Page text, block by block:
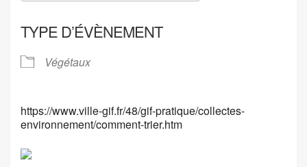
TYPE D’ÉVÈNEMENT
Végétaux
https://www.ville-gif.fr/48/gif-pratique/collectes-
environnement/comment-trier.htm